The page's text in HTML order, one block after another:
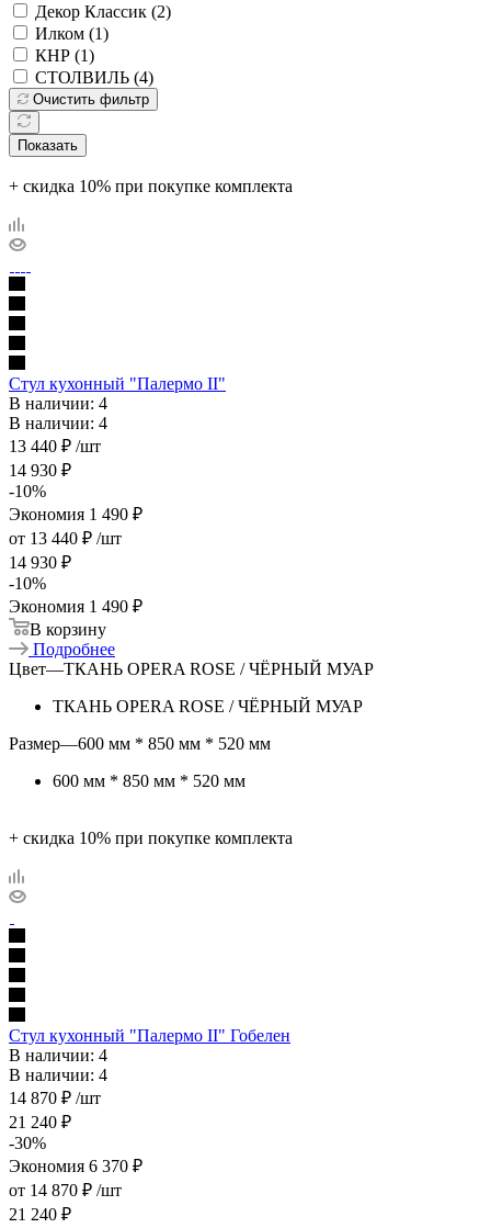
Декор Классик (2)
Илком (1)
КНР (1)
СТОЛВИЛЬ (4)
Очистить фильтр
Показать
+ скидка 10% при покупке комплекта
Стул кухонный "Палермо II"
В наличии: 4
В наличии: 4
13 440 ₽ /шт
14 930 ₽
-10%
Экономия 1 490 ₽
от 13 440 ₽ /шт
14 930 ₽
-10%
Экономия 1 490 ₽
В корзину
Подробнее
Цвет—ТКАНЬ OPERA ROSE / ЧЁРНЫЙ МУАР
ТКАНЬ OPERA ROSE / ЧЁРНЫЙ МУАР
Размер—600 мм * 850 мм * 520 мм
600 мм * 850 мм * 520 мм
+ скидка 10% при покупке комплекта
Стул кухонный "Палермо II" Гобелен
В наличии: 4
В наличии: 4
14 870 ₽ /шт
21 240 ₽
-30%
Экономия 6 370 ₽
от 14 870 ₽ /шт
21 240 ₽